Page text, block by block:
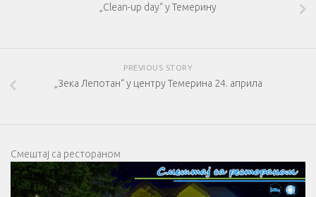
„Clean-up day“ у Темерину
PREVIOUS STORY
„Зека Лепотан“ у центру Темерина 24. априла
Смештај са рестораном